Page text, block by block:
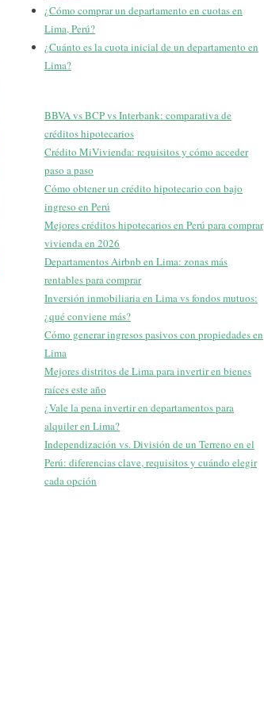
¿Cómo comprar un departamento en cuotas en
Lima, Perú?
¿Cuánto es la cuota inicial de un departamento en
Lima?
BBVA vs BCP vs Interbank: comparativa de
créditos hipotecarios
Crédito MiVivienda: requisitos y cómo acceder
paso a paso
Cómo obtener un crédito hipotecario con bajo
ingreso en Perú
Mejores créditos hipotecarios en Perú para comprar
vivienda en 2026
Departamentos Airbnb en Lima: zonas más
rentables para comprar
Inversión inmobiliaria en Lima vs fondos mutuos:
¿qué conviene más?
Cómo generar ingresos pasivos con propiedades en
Lima
Mejores distritos de Lima para invertir en bienes
raíces este año
¿Vale la pena invertir en departamentos para
alquiler en Lima?
Independización vs. División de un Terreno en el
Perú: diferencias clave, requisitos y cuándo elegir
cada opción